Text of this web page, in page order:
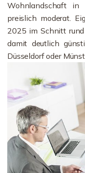
Wohnlandschaft in
preislich moderat.
2025 im Schnitt
damit deutlich
Düsseldorf oder